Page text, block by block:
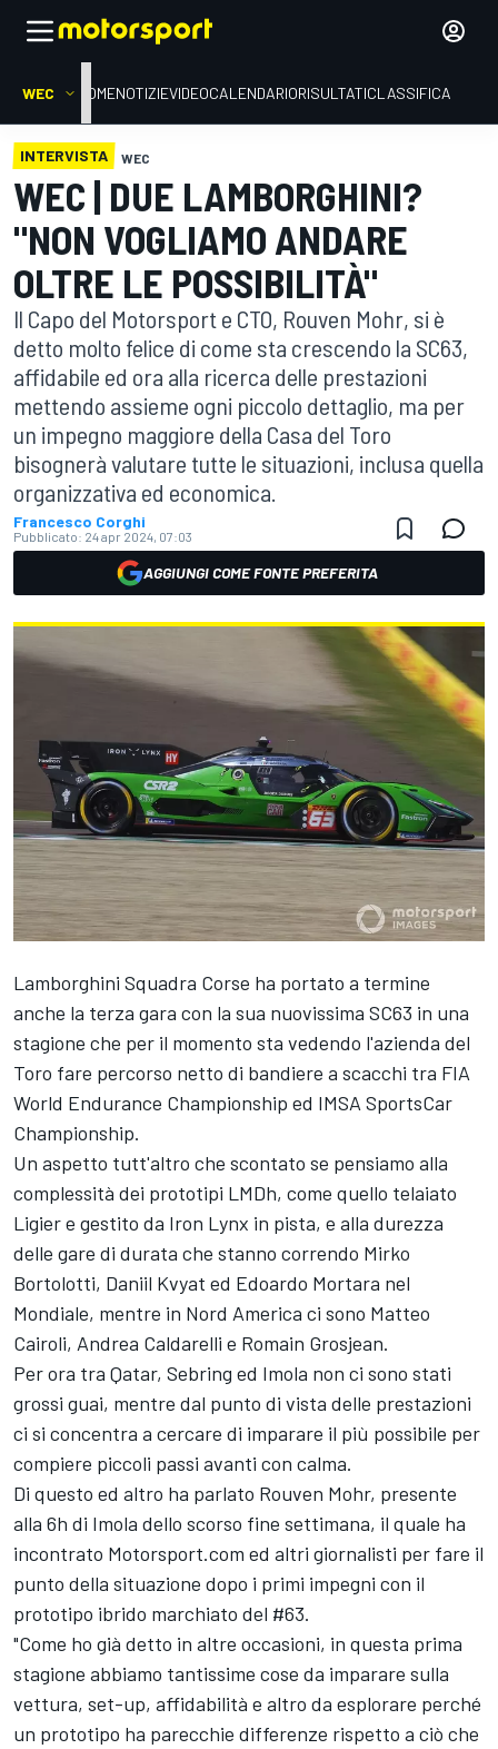
WEC HOMENOTIZIEVIDEOCALENDARIORISULTATICLASSIFICA
INTERVISTA WEC
WEC | DUE LAMBORGHINI?
"NON VOGLIAMO ANDARE
OLTRE LE POSSIBILITÀ"
Il Capo del Motorsport e CTO, Rouven Mohr, si è
detto molto felice di come sta crescendo la SC63,
affidabile ed ora alla ricerca delle prestazioni
mettendo assieme ogni piccolo dettaglio, ma per
un impegno maggiore della Casa del Toro
bisognerà valutare tutte le situazioni, inclusa quella
organizzativa ed economica.
Francesco Corghi
Pubblicato: 24 apr 2024, 07:03
AGGIUNGI COME FONTE PREFERITA
Lamborghini Squadra Corse ha portato a termine
anche la terza gara con la sua nuovissima SC63 in una
stagione che per il momento sta vedendo l'azienda del
Toro fare percorso netto di bandiere a scacchi tra FIA
World Endurance Championship ed IMSA SportsCar
Championship.
Un aspetto tutt'altro che scontato se pensiamo alla
complessità dei prototipi LMDh, come quello telaiato
Ligier e gestito da Iron Lynx in pista, e alla durezza
delle gare di durata che stanno correndo Mirko
Bortolotti, Daniil Kvyat ed Edoardo Mortara nel
Mondiale, mentre in Nord America ci sono Matteo
Cairoli, Andrea Caldarelli e Romain Grosjean.
Per ora tra Qatar, Sebring ed Imola non ci sono stati
grossi guai, mentre dal punto di vista delle prestazioni
ci si concentra a cercare di imparare il più possibile per
compiere piccoli passi avanti con calma.
Di questo ed altro ha parlato Rouven Mohr, presente
alla 6h di Imola dello scorso fine settimana, il quale ha
incontrato Motorsport.com ed altri giornalisti per fare il
punto della situazione dopo i primi impegni con il
prototipo ibrido marchiato del #63.
"Come ho già detto in altre occasioni, in questa prima
stagione abbiamo tantissime cose da imparare sulla
vettura, set-up, affidabilità e altro da esplorare perché
un prototipo ha parecchie differenze rispetto a ciò che